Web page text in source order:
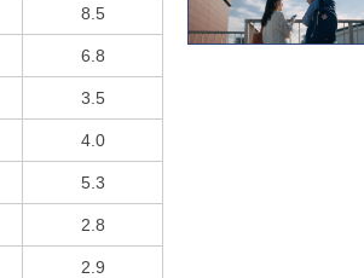
8.5
6.8
3.5
4.0
5.3
2.8
2.9